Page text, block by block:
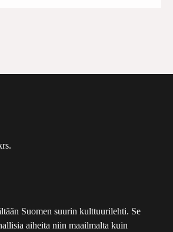
Suomen suurin kulttuurilehti. Se
aiheita niin maailmalta kuin